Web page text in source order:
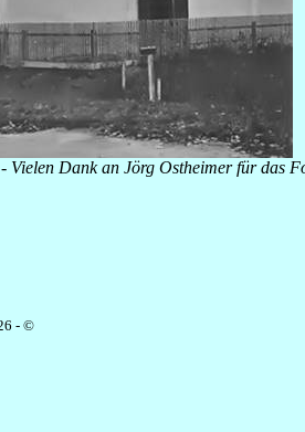
Dank an Jörg Ostheimer für das
- ©